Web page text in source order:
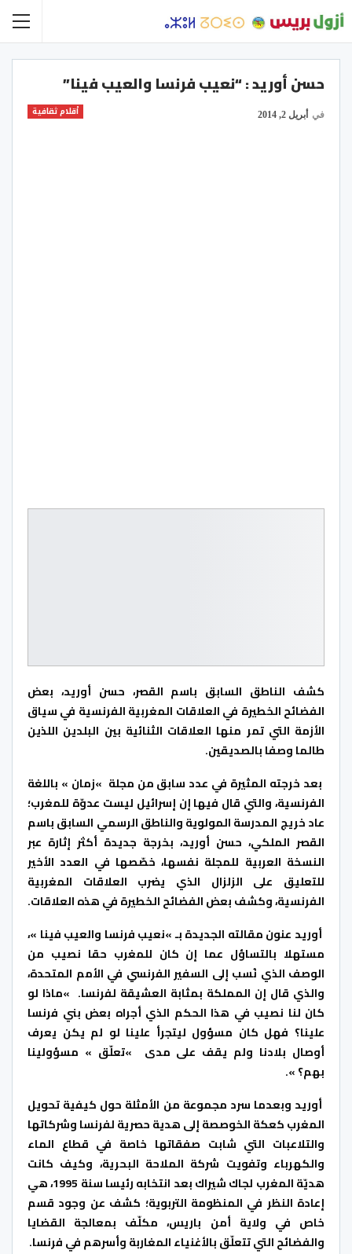
حسن أوريد : “نعيب فرنسا والعيب فينا”
أقلام ثقافية في أبريل 2, 2014
كشف الناطق السابق باسم القصر، حسن أوريد، بعض
الفضائح الخطيرة في العلاقات المغربية الفرنسية في سياق
الأزمة التي تمر منها العلاقات الثنائية بين البلدين اللذين
طالما وصفا بالصديقين.
بعد خرجته المثيرة في عدد سابق من مجلة »زمان » باللغة
الفرنسية، والتي قال فيها إن إسرائيل ليست عدوّة للمغرب؛
عاد خريج المدرسة المولوية والناطق الرسمي السابق باسم
القصر الملكي، حسن أوريد، بخرجة جديدة أكثر إثارة عبر
النسخة العربية للمجلة نفسها، خصّصها في العدد الأخير
للتعليق على الزلزال الذي يضرب العلاقات المغربية
الفرنسية، وكشف بعض الفضائح الخطيرة في هذه العلاقات.
أوريد عنون مقالته الجديدة بـ »نعيب فرنسا والعيب فينا »،
مستهلا بالتساؤل عما إن كان للمغرب حقا نصيب من
الوصف الذي نُسب إلى السفير الفرنسي في الأمم المتحدة،
والذي قال إن المملكة بمثابة العشيقة لفرنسا. »ماذا لو
كان لنا نصيب في هذا الحكم الذي أجراه بعض بني فرنسا
علينا؟ فهل كان مسؤول ليتجرأ علينا لو لم يكن يعرف
أوصال بلادنا ولم يقف على مدى »تعلّق » مسؤولينا
بهم؟ ».
أوريد وبعدما سرد مجموعة من الأمثلة حول كيفية تحويل
المغرب كعكة الخوصصة إلى هدية حصرية لفرنسا وشركاتها
والتلاعبات التي شابت صفقاتها خاصة في قطاع الماء
والكهرباء وتفويت شركة الملاحة البحرية، وكيف كانت
هديّة المغرب لجاك شيراك بعد انتخابه رئيسا سنة 1995، هي
إعادة النظر في المنظومة التربوية؛ كشف عن وجود قسم
خاص في ولاية أمن باريس، مكلّف بمعالجة القضايا
والفضائح التي تتعلّق بالأغنياء المغاربة وأسرهم في فرنسا.